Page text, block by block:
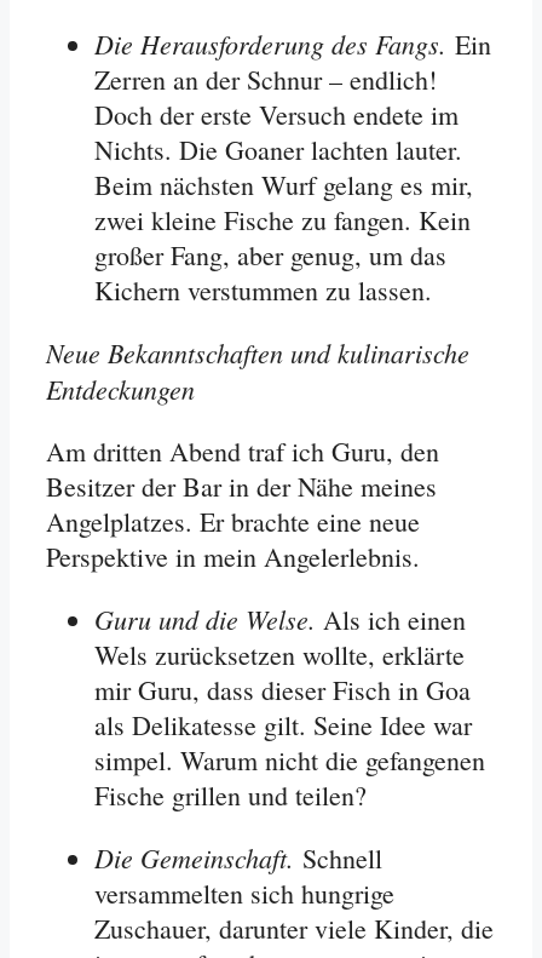
Die Herausforderung des Fangs. Ein
Zerren an der Schnur – endlich!
Doch der erste Versuch endete im
Nichts. Die Goaner lachten lauter.
Beim nächsten Wurf gelang es mir,
zwei kleine Fische zu fangen. Kein
großer Fang, aber genug, um das
Kichern verstummen zu lassen.
Neue Bekanntschaften und kulinarische
Entdeckungen
Am dritten Abend traf ich Guru, den
Besitzer der Bar in der Nähe meines
Angelplatzes. Er brachte eine neue
Perspektive in mein Angelerlebnis.
Guru und die Welse. Als ich einen
Wels zurücksetzen wollte, erklärte
mir Guru, dass dieser Fisch in Goa
als Delikatesse gilt. Seine Idee war
simpel. Warum nicht die gefangenen
Fische grillen und teilen?
Die Gemeinschaft. Schnell
versammelten sich hungrige
Zuschauer, darunter viele Kinder, die